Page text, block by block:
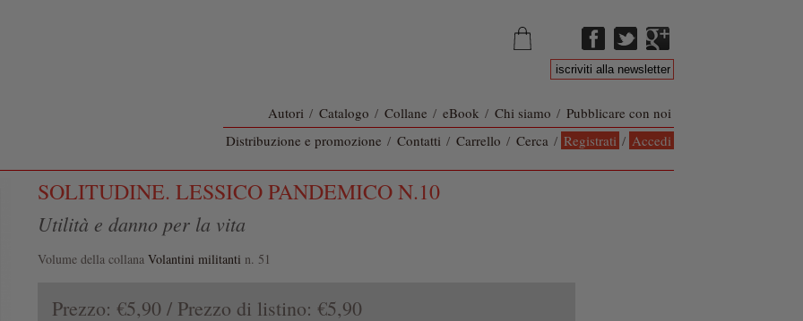
Autori / Catalogo / Collane / eBook / Chi siamo / Pubblicare con noi
Distribuzione e promozione / Contatti / Carrello / Cerca / Registrati / Accedi
SOLITUDINE. LESSICO PANDEMICO N.10
Utilità e danno per la vita
Volume della collana Volantini militanti n. 51
Prezzo: €5,90 / Prezzo di listino: €5,90